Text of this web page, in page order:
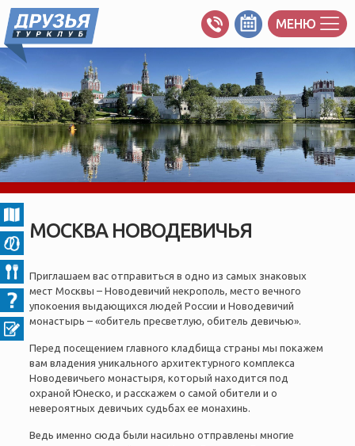
МЕНЮ
МОСКВА НОВОДЕВИЧЬЯ
Приглашаем вас отправиться в одно из самых знаковых
мест Москвы – Новодевичий некрополь, место вечного
упокоения выдающихся людей России и Новодевичий
монастырь – «обитель пресветлую, обитель девичью».
Перед посещением главного кладбища страны мы покажем
вам владения уникального архитектурного комплекса
Новодевичьего монастыря, который находится под
охраной Юнеско, и расскажем о самой обители и о
невероятных девичьих судьбах ее монахинь.
Ведь именно сюда были насильно отправлены многие